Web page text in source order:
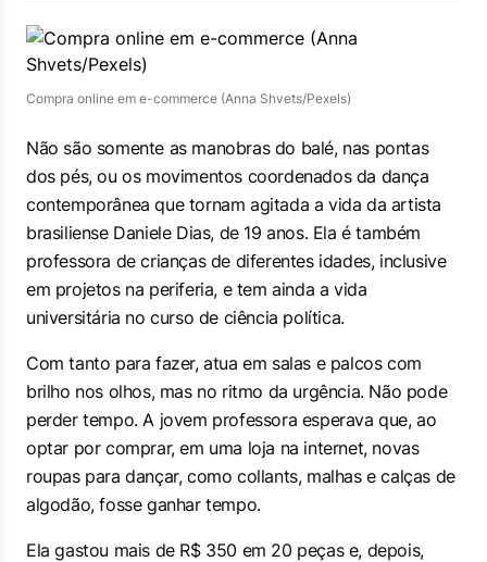
Compra online em e-commerce (Anna Shvets/Pexels)
Não são somente as manobras do balé, nas pontas
dos pés, ou os movimentos coordenados da dança
contemporânea que tornam agitada a vida da artista
brasiliense Daniele Dias, de 19 anos. Ela é também
professora de crianças de diferentes idades, inclusive
em projetos na periferia, e tem ainda a vida
universitária no curso de ciência política.
Com tanto para fazer, atua em salas e palcos com
brilho nos olhos, mas no ritmo da urgência. Não pode
perder tempo. A jovem professora esperava que, ao
optar por comprar, em uma loja na internet, novas
roupas para dançar, como collants, malhas e calças de
algodão, fosse ganhar tempo.
Ela gastou mais de R$ 350 em 20 peças e, depois,